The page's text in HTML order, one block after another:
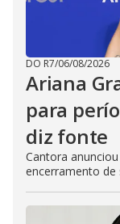
DO R7/06/08/2026
Ariana
para
diz fonte
Cantora
encerramento de